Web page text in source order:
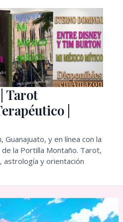
Tarot
|
y en línea con la
la Portilla Montaño. Tarot,
astrología y orientación